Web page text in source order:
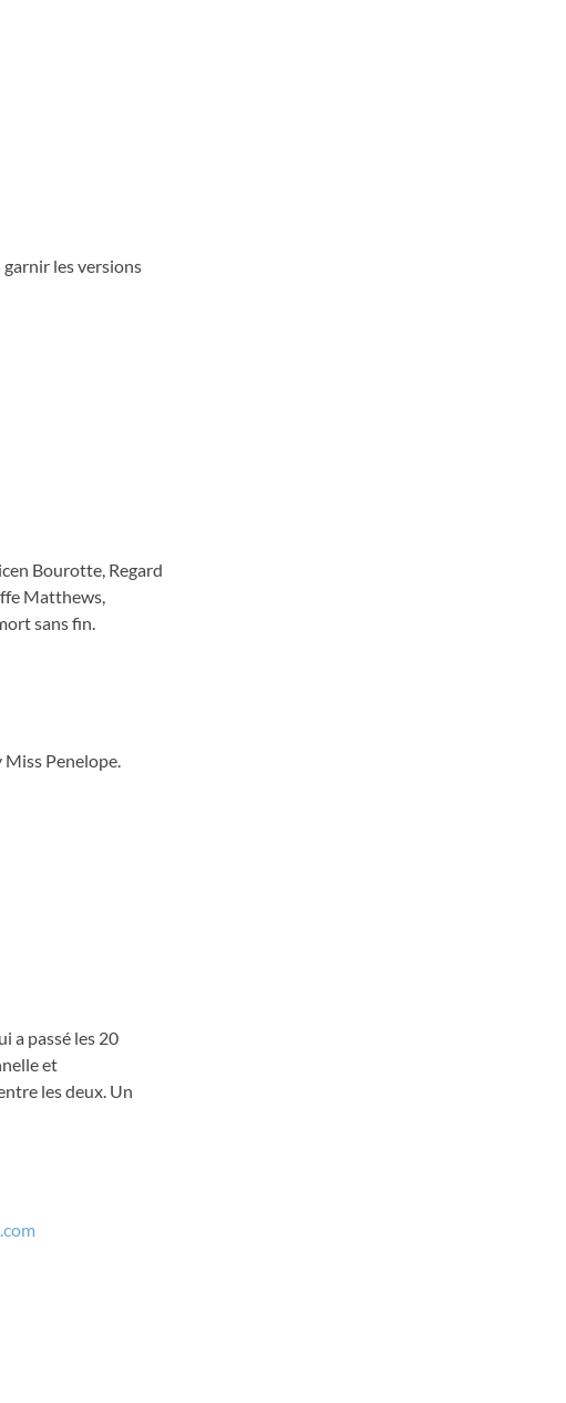
garnir les versions
Bourotte, Regard
Matthews,
sans fin.
Miss Penelope.
a passé les 20
et
les deux. Un